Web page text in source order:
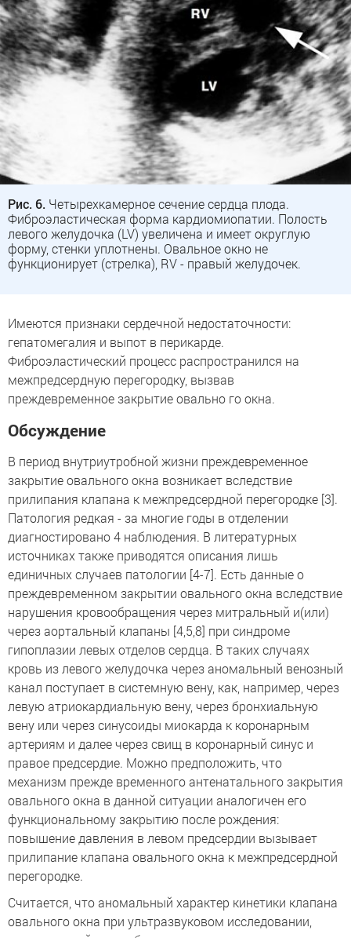
Рис. 6. Четырехкамерное сечение сердца плода.
Фиброэластическая форма кардиомиопатии. Полость
левого желудочка (LV) увеличена и имеет округлую
форму, стенки уплотнены. Овальное окно не
функционирует (стрелка), RV - правый желудочек.
Имеются признаки сердечной недостаточности:
гепатомегалия и выпот в перикарде.
Фиброэластический процесс распространился на
межпредсердную перегородку, вызвав
преждевременное закрытие овально го окна.
Обсуждение
В период внутриутробной жизни преждевременное
закрытие овального окна возникает вследствие
прилипания клапана к межпредсердной перегородке [3].
Патология редкая - за многие годы в отделении
диагностировано 4 наблюдения. В литературных
источниках также приводятся описания лишь
единичных случаев патологии [4-7]. Есть данные о
преждевременном закрытии овального окна вследствие
нарушения кровообращения через митральный и(или)
через аортальный клапаны [4,5,8] при синдроме
гипоплазии левых отделов сердца. В таких случаях
кровь из левого желудочка через аномальный венозный
канал поступает в системную вену, как, например, через
левую атриокардиальную вену, через бронхиальную
вену или через синусоиды миокарда к коронарным
артериям и далее через свищ в коронарный синус и
правое предсердие. Можно предположить, что
механизм прежде временного антенатального закрытия
овального окна в данной ситуации аналогичен его
функциональному закрытию после рождения:
повышение давления в левом предсердии вызывает
прилипание клапана овального окна к межпредсердной
перегородке.
Считается, что аномальный характер кинетики клапана
овального окна при ультразвуковом исследовании,